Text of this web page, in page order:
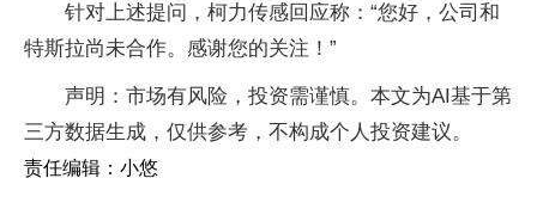
针对上述提问，柯力传感回应称：“您好，公司和
特斯拉尚未合作。感谢您的关注！”
声明：市场有风险，投资需谨慎。本文为AI基于第
三方数据生成，仅供参考，不构成个人投资建议。
责任编辑：小悠